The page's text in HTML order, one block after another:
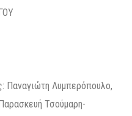
Παναγιώτη Λυμπερόπουλο,
Τσούμαρη-